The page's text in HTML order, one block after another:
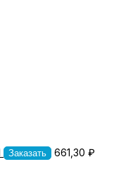
Заказать 661,30 ₽